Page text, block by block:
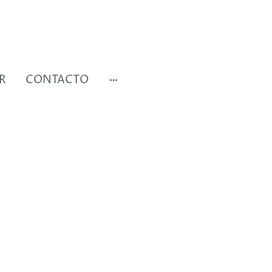
CONTACTO